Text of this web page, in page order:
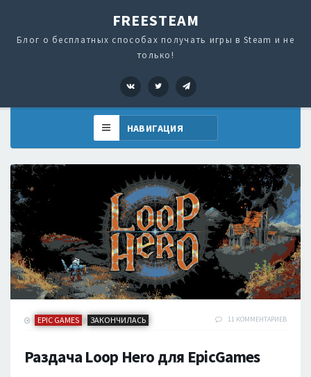
FREESTEAM
Блог о бесплатных способах получать игры в Steam и не
только!
VK Twitter
EPIC GAMES / ЗАКОНЧИЛАСЬ 11 КОММЕНТАРИЕВ
Раздача Loop Hero для EpicGames